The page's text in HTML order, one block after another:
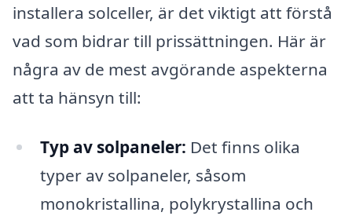
installera solceller, är det viktigt att förstå
vad som bidrar till prissättningen. Här är
några av de mest avgörande aspekterna
att ta hänsyn till:
Typ av solpaneler: Det finns olika
typer av solpaneler, såsom
monokristallina, polykrystallina och